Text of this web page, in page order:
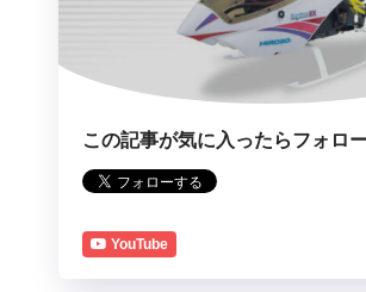
この記事が気に入ったらフォロ
YouTube